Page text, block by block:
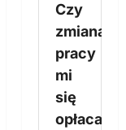
Czy
zmiana
pracy
mi
się
opłaca?